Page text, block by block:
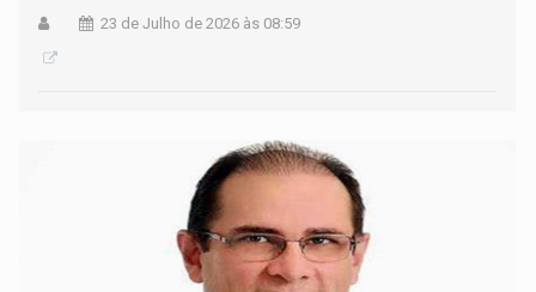
23 de Julho de 2026 às 08:59